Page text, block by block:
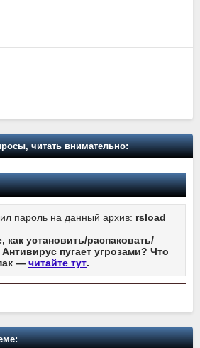
читать внимательно:
пароль на данный архив: rsload
как установить/распаковать/
Антивирус пугает угрозами? Что
— читайте тут.